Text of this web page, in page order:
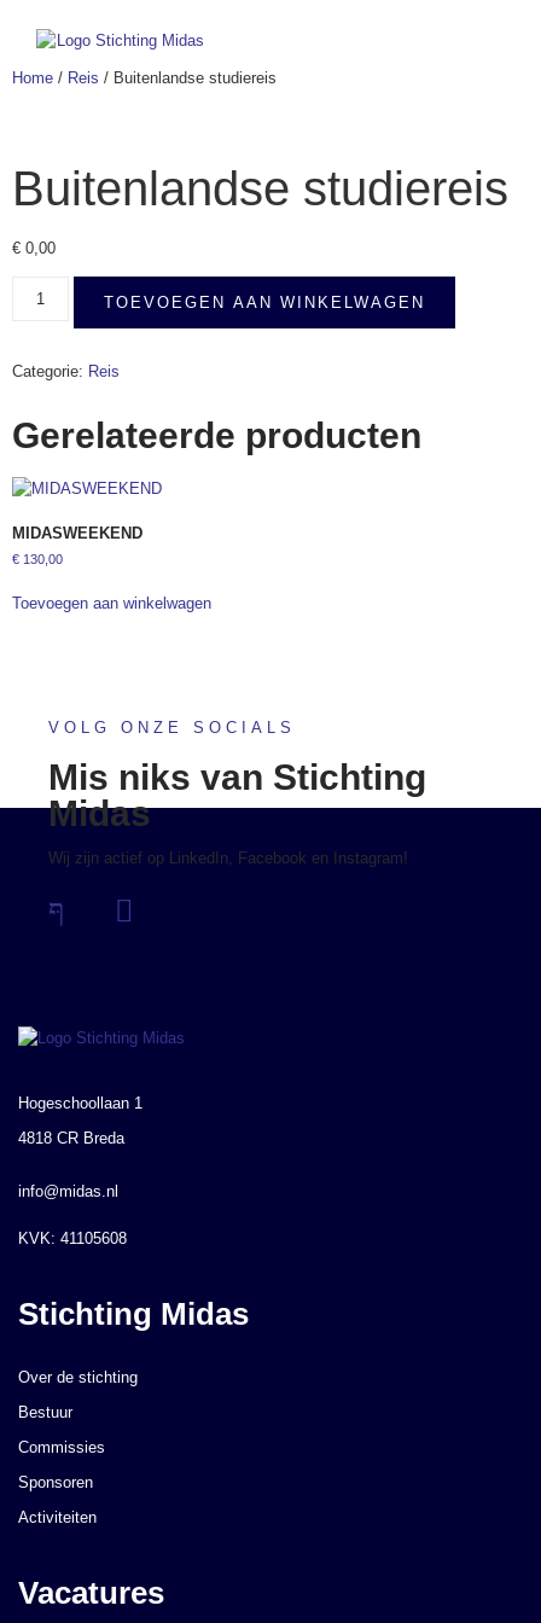
Home / Reis / Buitenlandse studiereis
Buitenlandse studiereis
€ 0,00
TOEVOEGEN AAN WINKELWAGEN
Categorie: Reis
Gerelateerde producten
MIDASWEEKEND
€ 130,00
Toevoegen aan winkelwagen
VOLG ONZE SOCIALS
Mis niks van Stichting
Midas
Wij zijn actief op LinkedIn, Facebook en Instagram!
Hogeschoollaan 1
4818 CR Breda
info@midas.nl
KVK: 41105608
Stichting Midas
Over de stichting
Bestuur
Commissies
Sponsoren
Activiteiten
Vacatures